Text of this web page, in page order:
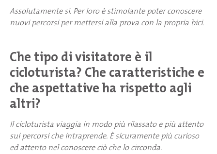
Assolutamente sì. Per loro è stimolante poter conoscere
nuovi percorsi per mettersi alla prova con la propria bici.
Che tipo di visitatore è il
cicloturista? Che caratteristiche e
che aspettative ha rispetto agli
altri?
Il cicloturista viaggia in modo più rilassato e più attento
sui percorsi che intraprende. È sicuramente più curioso
ed attento nel conoscere ciò che lo circonda.